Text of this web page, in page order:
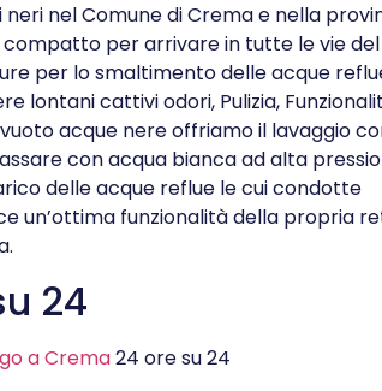
nel Comune di Crema e nella
per arrivare in tutte le vie del
per lo smaltimento delle acque
lontani cattivi odori, Pulizia,
acque nere offriamo il lavaggio
con acqua bianca ad alta
delle acque reflue le cui condotte
un’ottima funzionalità della propria
24
a Crema24 ore su 24